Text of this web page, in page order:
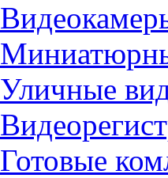
Уличные
Готовые